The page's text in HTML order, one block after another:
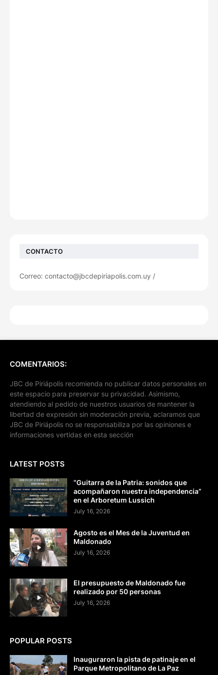
CONTACTO
Correo: contacto@jbcdepiriapolis.com.uy /
COMENTARIOS:
JBC de Piriápolis recomienda no publicar datos personales en
este espacio para preservar su privacidad. Asimismo,
atendiendo al pedido de nuestros usuarios de mantener la
libertad de expresión sin moderación previa, aclaramos que
JBC de Piriápolis no se responsabiliza por las opiniones e
informaciones vertidas en esta sección
LATEST POSTS
“Guitarra de la Patria: sonidos que
acompañaron nuestra independencia”
en el Arboretum Lussich
July 16, 2026
Agosto es el Mes de la Juventud en
Maldonado
July 16, 2026
El presupuesto de Maldonado fue
realizado por 50 personas
July 16, 2026
POPULAR POSTS
Inauguraron la pista de patinaje en el
Parque Metropolitano de La Paz